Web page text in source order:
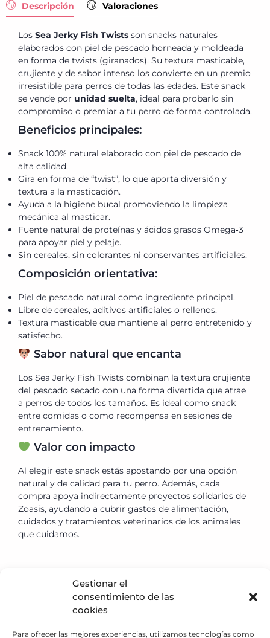
Gestionar el
consentimiento de las
cookies
Para ofrecer las mejores experiencias, utilizamos tecnologías como
Descripción Valoraciones
Los Sea Jerky Fish Twists son snacks naturales
elaborados con piel de pescado horneada y moldeada
en forma de twists (giranados). Su textura masticable,
crujiente y de sabor intenso los convierte en un premio
irresistible para perros de todas las edades. Este snack
se vende por unidad suelta, ideal para probarlo sin
compromiso o premiar a tu perro de forma controlada.
Beneficios principales:
Snack 100% natural elaborado con piel de pescado de
alta calidad.
Gira en forma de “twist”, lo que aporta diversión y
textura a la masticación.
Ayuda a la higiene bucal promoviendo la limpieza
mecánica al masticar.
Fuente natural de proteínas y ácidos grasos Omega‑3
para apoyar piel y pelaje.
Sin cereales, sin colorantes ni conservantes artificiales.
Composición orientativa:
Piel de pescado natural como ingrediente principal.
Libre de cereales, aditivos artificiales o rellenos.
Textura masticable que mantiene al perro entretenido y
satisfecho.
Sabor natural que encanta
Los Sea Jerky Fish Twists combinan la textura crujiente
del pescado secado con una forma divertida que atrae
a perros de todos los tamaños. Es ideal como snack
entre comidas o como recompensa en sesiones de
entrenamiento.
Valor con impacto
Al elegir este snack estás apostando por una opción
natural y de calidad para tu perro. Además, cada
compra apoya indirectamente proyectos solidarios de
Zoasis, ayudando a cubrir gastos de alimentación,
cuidados y tratamientos veterinarios de los animales
que cuidamos.
Política de privacidad
Aviso Legal